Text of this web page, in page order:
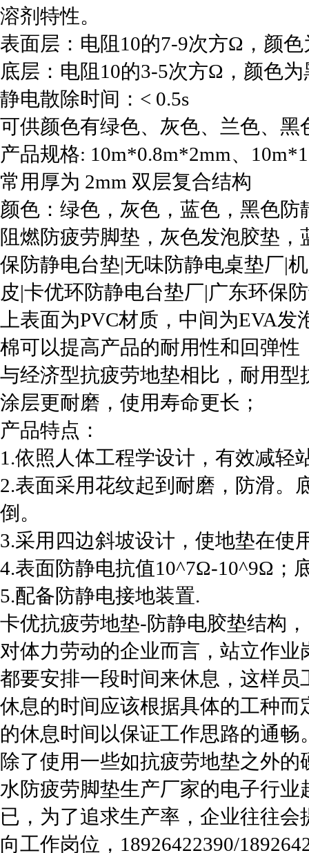
溶剂特性。
表面层：电阻10的7-9次方Ω，颜
底层：电阻10的3-5次方Ω，颜色
静电散除时间：< 0.5s
可供颜色有绿色、灰色、兰色、黑
产品规格: 10m*0.8m*2mm、
常用厚为 2mm 双层复合结构
颜色：绿色，灰色，蓝色，黑色
阻燃防疲劳脚垫，灰色发泡胶垫
保防静电台垫|无味防静电桌垫厂|
皮|卡优环防静电台垫厂|广东环保
上表面为PVC材质，中间为EVA
棉可以提高产品的耐用性和回弹
与经济型抗疲劳地垫相比，耐用
涂层更耐磨，使用寿命更长；
产品特点：
1.依照人体工程学设计，有效减轻
2.表面采用花纹起到耐磨，防滑。
倒。
3.采用四边斜坡设计，使地垫在使
4.表面防静电抗值10^7Ω-10^9Ω；
5.配备防静电接地装置.
卡优抗疲劳地垫-防静电胶垫结构，
对体力劳动的企业而言，站立作
都要安排一段时间来休息，这样
休息的时间应该根据具体的工种
的休息时间以保证工作思路的通
除了使用一些如抗疲劳地垫之外
水防疲劳脚垫生产厂家的电子行
已，为了追求生产率，企业往往
向工作岗位，18926422390/